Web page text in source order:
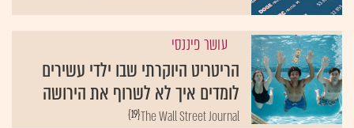
עושר פיננסי
הריטריט היוקרתי שבו ילדי עשירים
לומדים איך לא לשרוף את הירושה
{19}The Wall Street Journal